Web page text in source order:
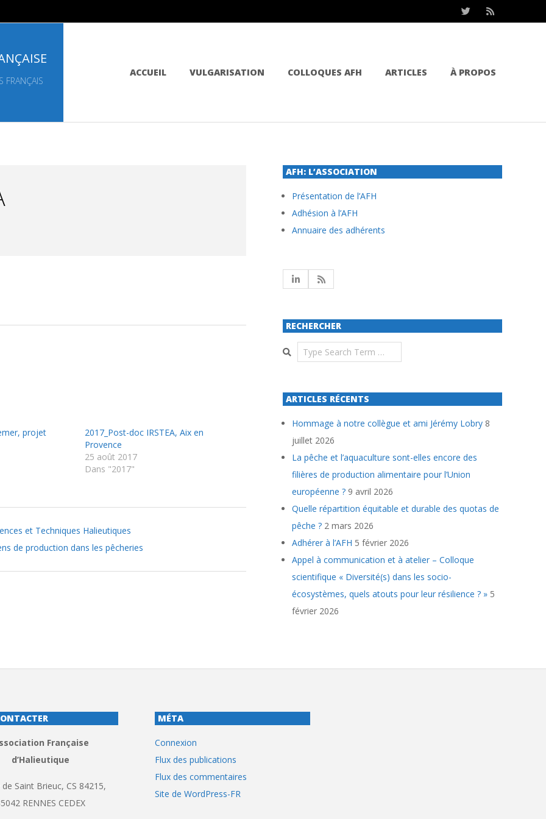
FRANÇAIS
ACCUEIL VULGARISATION COLLOQUES AFH ARTICLES À PROPOS
projet
2017_Post-doc IRSTEA, Aix en
Provence
25 août 2017
Dans "2017"
et Techniques Halieutiques
de production dans les pêcheries
AFH: L’ASSOCIATION
Présentation de l’AFH
Adhésion à l’AFH
Annuaire des adhérents
RECHERCHER
Search
ARTICLES RÉCENTS
Hommage à notre collègue et ami Jérémy Lobry 8
juillet 2026
La pêche et l’aquaculture sont-elles encore des
filières de production alimentaire pour l’Union
européenne ? 9 avril 2026
Quelle répartition équitable et durable des quotas de
pêche ? 2 mars 2026
Adhérer à l’AFH 5 février 2026
Appel à communication et à atelier – Colloque
scientifique « Diversité(s) dans les socio-
écosystèmes, quels atouts pour leur résilience ? » 5
février 2026
Française
d’Halieutique
Saint Brieuc, CS 84215,
RENNES CEDEX
MÉTA
Connexion
Flux des publications
Flux des commentaires
Site de WordPress-FR